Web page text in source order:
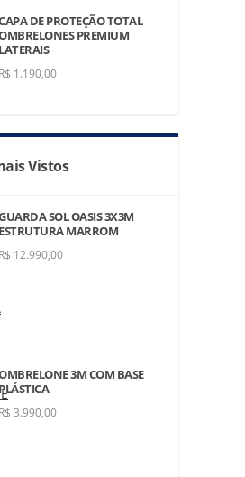
DE PROTEÇÃO TOTAL
PREMIUM
LATERAIS
R$ 1.190,00
Vistos
SOL OASIS 3X3M
ESTRUTURA MARROM
R$ 12.990,00
3M COM BASE
R$ 3.990,00